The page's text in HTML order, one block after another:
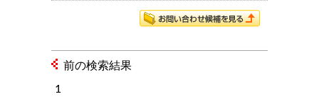
前の検索結果
1